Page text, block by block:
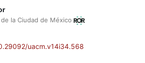
la Ciudad de México
uacm.v14i34.568